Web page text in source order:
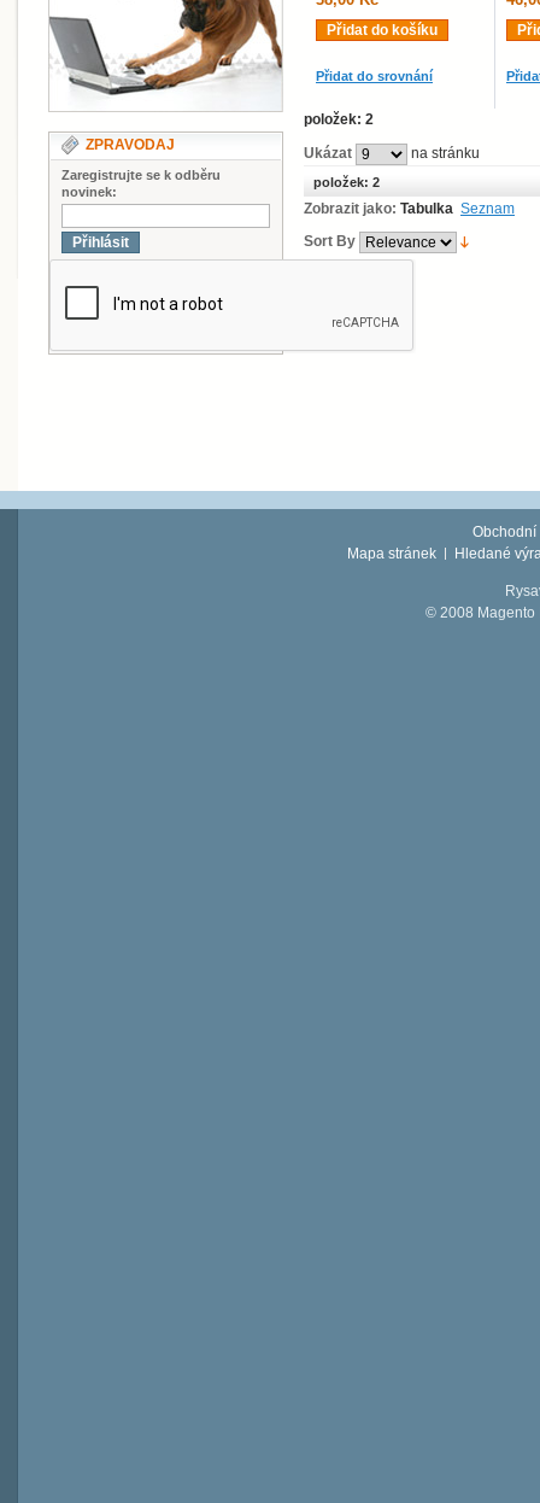
ZPRAVODAJ
Zaregistrujte se k odběru
novinek:
Přihlásit
Přidat do košíku
Přidat do srovnání
položek: 2
Ukázat
na stránku
položek: 2
Zobrazit jako: Tabulka Seznam
Sort By
Obchodní
Mapa stránek
Hledané
© 2008 Magento